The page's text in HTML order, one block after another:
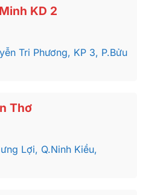
KD 2
Tri Phương, KP 3, P.Bửu
Thơ
Lợi, Q.Ninh Kiều,